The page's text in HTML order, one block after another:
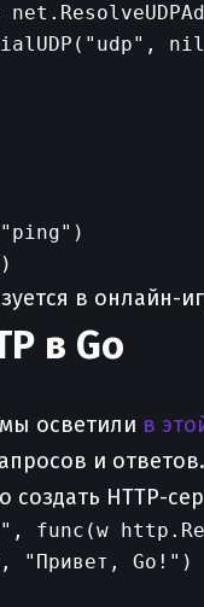
в онлайн-
в Go
осветили в
и ответов.
создать HTTP-
func(w
"Привет, Go!")